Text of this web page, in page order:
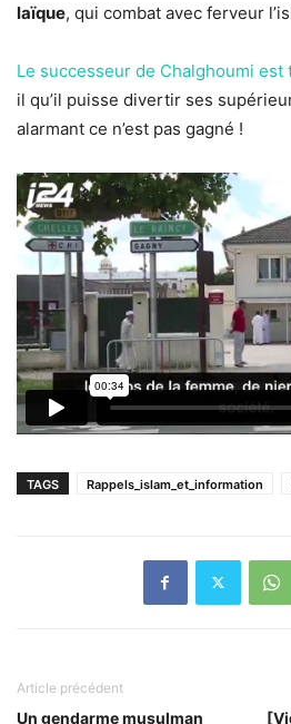
laïque, qui combat avec ferveur
Le successeur de Chalghoumi est
il qu’il puisse divertir ses
alarmant ce n’est pas gagné !
TAGS Rappels_islam_et_information
Article précédent
Un gendarme musulman